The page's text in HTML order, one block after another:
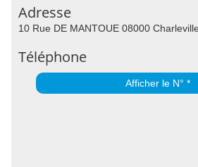
Adresse
10 Rue DE MANTOUE 08000
Téléphone
Afficher le N° *